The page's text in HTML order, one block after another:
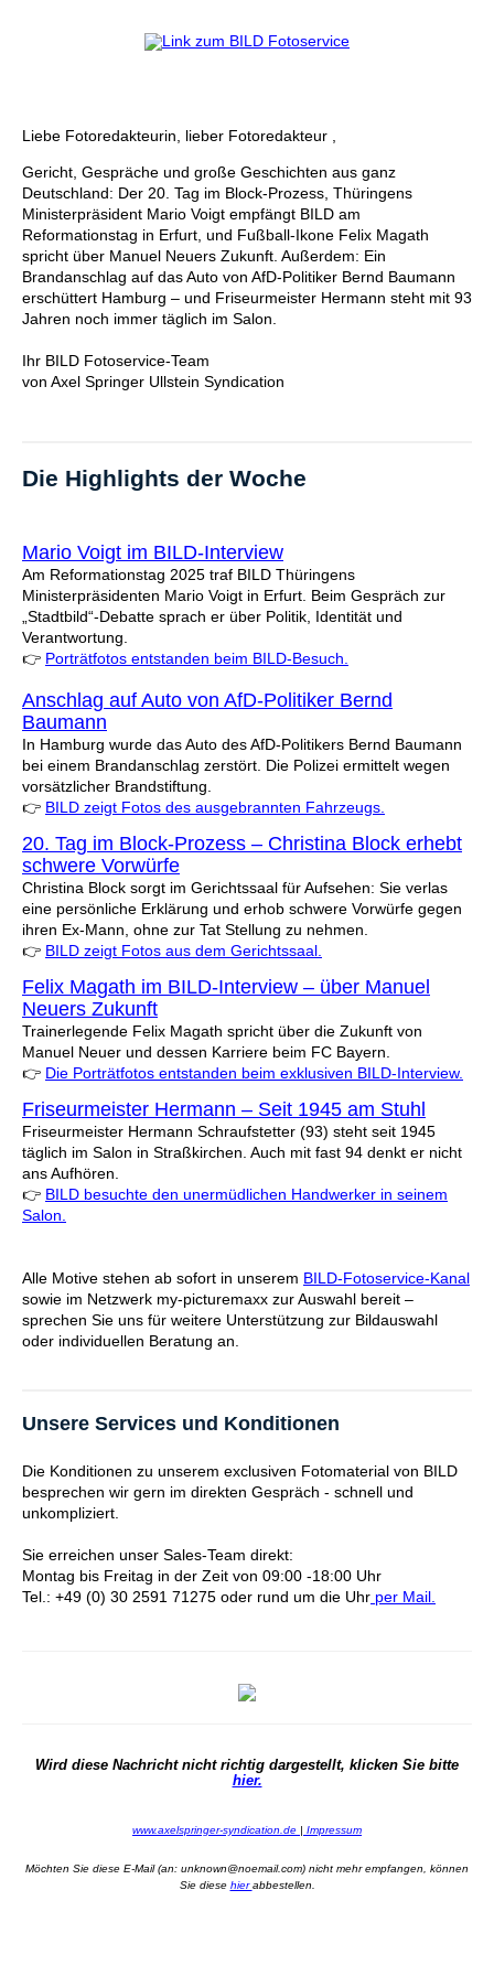
Liebe Fotoredakteurin, lieber Fotoredakteur ,
Gericht, Gespräche und große Geschichten aus ganz
Deutschland: Der 20. Tag im Block-Prozess, Thüringens
Ministerpräsident Mario Voigt empfängt BILD am
Reformationstag in Erfurt, und Fußball-Ikone Felix Magath
spricht über Manuel Neuers Zukunft. Außerdem: Ein
Brandanschlag auf das Auto von AfD-Politiker Bernd Baumann
erschüttert Hamburg – und Friseurmeister Hermann steht mit 93
Jahren noch immer täglich im Salon.
Ihr BILD Fotoservice-Team
von Axel Springer Ullstein Syndication
Die Highlights der Woche
Mario Voigt im BILD-Interview
Am Reformationstag 2025 traf BILD Thüringens
Ministerpräsidenten Mario Voigt in Erfurt. Beim Gespräch zur
„Stadtbild“-Debatte sprach er über Politik, Identität und
Verantwortung.
👉 Porträtfotos entstanden beim BILD-Besuch.
Anschlag auf Auto von AfD-Politiker Bernd
Baumann
In Hamburg wurde das Auto des AfD-Politikers Bernd Baumann
bei einem Brandanschlag zerstört. Die Polizei ermittelt wegen
vorsätzlicher Brandstiftung.
👉 BILD zeigt Fotos des ausgebrannten Fahrzeugs.
20. Tag im Block-Prozess – Christina Block erhebt
schwere Vorwürfe
Christina Block sorgt im Gerichtssaal für Aufsehen: Sie verlas
eine persönliche Erklärung und erhob schwere Vorwürfe gegen
ihren Ex-Mann, ohne zur Tat Stellung zu nehmen.
👉 BILD zeigt Fotos aus dem Gerichtssaal.
Felix Magath im BILD-Interview – über Manuel
Neuers Zukunft
Trainerlegende Felix Magath spricht über die Zukunft von
Manuel Neuer und dessen Karriere beim FC Bayern.
👉 Die Porträtfotos entstanden beim exklusiven BILD-Interview.
Friseurmeister Hermann – Seit 1945 am Stuhl
Friseurmeister Hermann Schraufstetter (93) steht seit 1945
täglich im Salon in Straßkirchen. Auch mit fast 94 denkt er nicht
ans Aufhören.
👉 BILD besuchte den unermüdlichen Handwerker in seinem
Salon.
Alle Motive stehen ab sofort in unserem BILD-Fotoservice-Kanal
sowie im Netzwerk my-picturemaxx zur Auswahl bereit –
sprechen Sie uns für weitere Unterstützung zur Bildauswahl
oder individuellen Beratung an.
Unsere Services und Konditionen
Die Konditionen zu unserem exclusiven Fotomaterial von BILD
besprechen wir gern im direkten Gespräch - schnell und
unkompliziert.
Sie erreichen unser Sales-Team direkt:
Montag bis Freitag in der Zeit von 09:00 -18:00 Uhr
Tel.: +49 (0) 30 2591 71275 oder rund um die Uhr per Mail.
Wird diese Nachricht nicht richtig dargestellt, klicken Sie bitte
hier.
www.axelspringer-syndication.de | Impressum
Möchten Sie diese E-Mail (an: unknown@noemail.com) nicht mehr empfangen, können
Sie diese hierabbestellen.